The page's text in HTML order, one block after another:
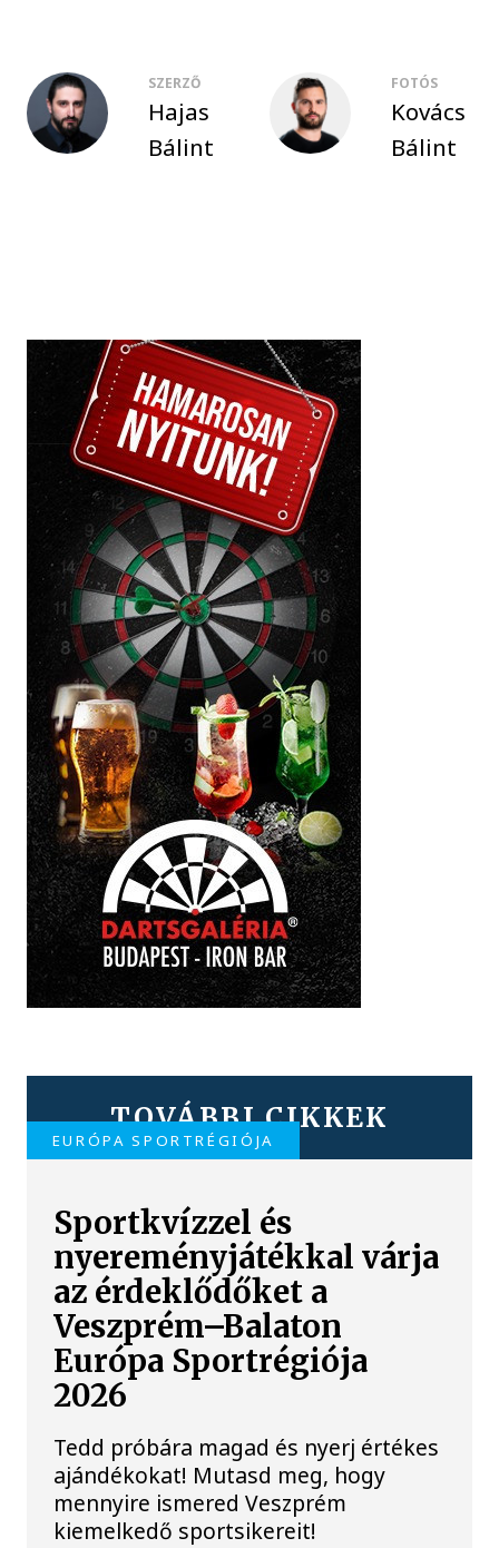
SZERZŐ
Hajas
Bálint
FOTÓS
Kovács
Bálint
TOVÁBBI CIKKEK
EURÓPA SPORTRÉGIÓJA
Sportkvízzel és
nyereményjátékkal várja
az érdeklődőket a
Veszprém–Balaton
Európa Sportrégiója
2026
Tedd próbára magad és nyerj értékes
ajándékokat! Mutasd meg, hogy
mennyire ismered Veszprém
kiemelkedő sportsikereit!